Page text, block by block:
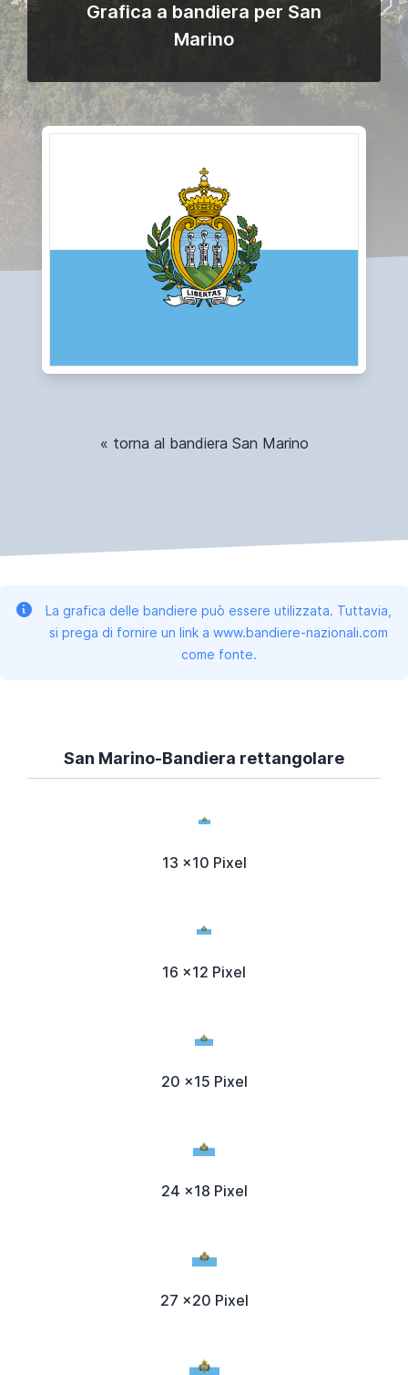
Grafica a bandiera per San
Marino
« torna al bandiera San Marino
La grafica delle bandiere può essere utilizzata. Tuttavia,
si prega di fornire un link a www.bandiere-nazionali.com
come fonte.
San Marino-Bandiera rettangolare
13 x10 Pixel
16 x12 Pixel
20 x15 Pixel
24 x18 Pixel
27 x20 Pixel